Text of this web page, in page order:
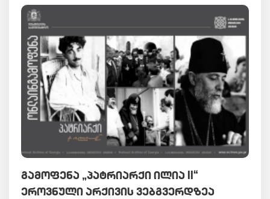
ᲒᲐᲛᲝᲤᲔᲜᲐ „ᲞᲐᲢᲠᲘᲐᲠᲥᲘ ᲘᲚᲘᲐ II“
ᲔᲠᲝᲕᲜᲣᲚᲘ ᲐᲠᲥᲘᲕᲘᲡ ᲕᲔᲑᲒᲕᲔᲠᲓᲖᲔᲐ